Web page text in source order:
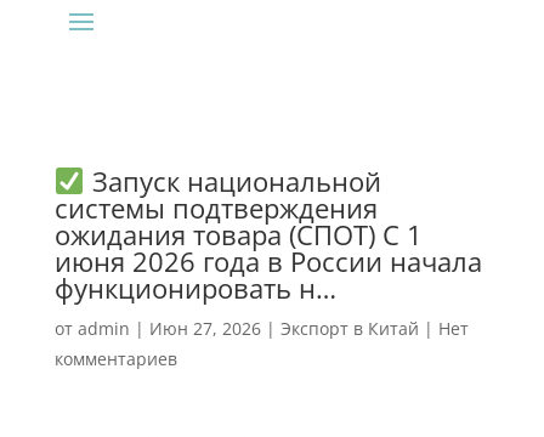
Запуск национальной
системы подтверждения
ожидания товара (СПОТ) С 1
июня 2026 года в России начала
функционировать н…
от admin | Июн 27, 2026| Экспорт в Китай | Нет
комментариев